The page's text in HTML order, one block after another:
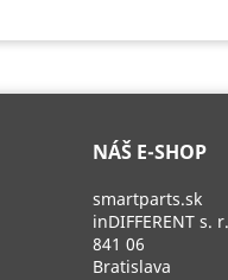
NÁŠ E-SHOP
smartparts.sk
inDIFFERENT s.
841 06
Bratislava